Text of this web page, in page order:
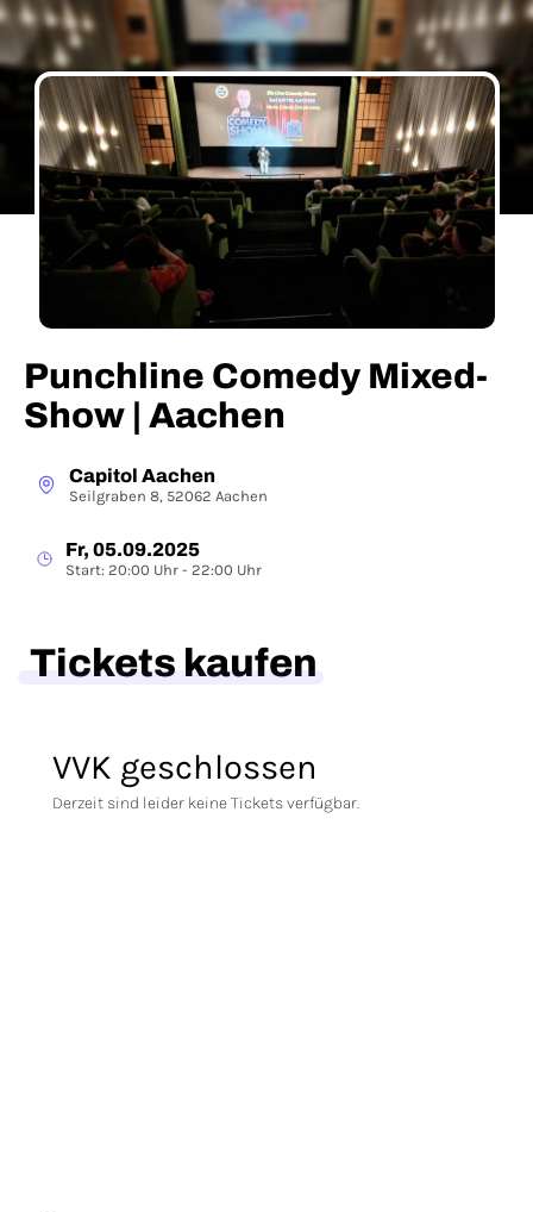
Punchline Comedy Mixed-
Show | Aachen
Capitol Aachen
Seilgraben 8, 52062 Aachen
Fr, 05.09.2025
Start: 20:00 Uhr - 22:00 Uhr
Tickets kaufen
VVK geschlossen
Derzeit sind leider keine Tickets verfügbar.